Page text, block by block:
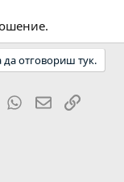
да отговориш тук.
Tumblr WhatsApp
EmailLink